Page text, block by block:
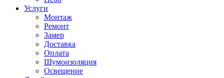
Услуги
Монтаж
Ремонт
Замер
Доставка
Оплата
Шумоизоляция
Освещение